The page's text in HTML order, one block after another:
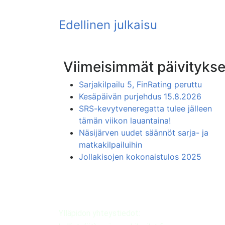
Viimeisimmät
Sarjakilpailu 5, FinRating peruttu
Kesäpäivän purjehdus 15.8.2026
SRS-kevytveneregatta tulee jälleen
tämän viikon lauantaina!
Näsijärven uudet säännöt sarja- ja
matkakilpailuihin
Jollakisojen kokonaistulos 2025